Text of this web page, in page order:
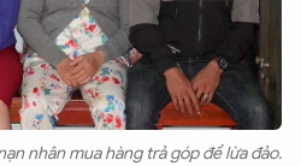
nhân mua hàng trả góp để lừa đảo.